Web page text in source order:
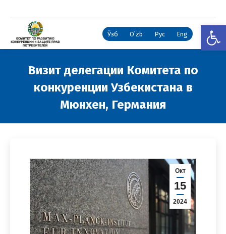
Ўзб Oʻzb Рус Eng
Визит делегации Комитета по
конкуренции Узбекистана в
Мюнхен, Германия
Окт
15
2024